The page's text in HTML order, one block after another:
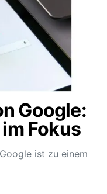
Google:
Fokus
ist zu einem